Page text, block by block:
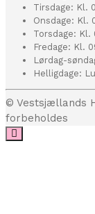
Tirsdage: Kl.
Onsdage: Kl.
Torsdage: Kl.
Fredage: Kl.
Lørdag-
Helligdage:
© Vestsjællands
forbeholdes